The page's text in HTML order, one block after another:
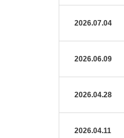
2026.07.04
2026.06.09
2026.04.28
2026.04.11